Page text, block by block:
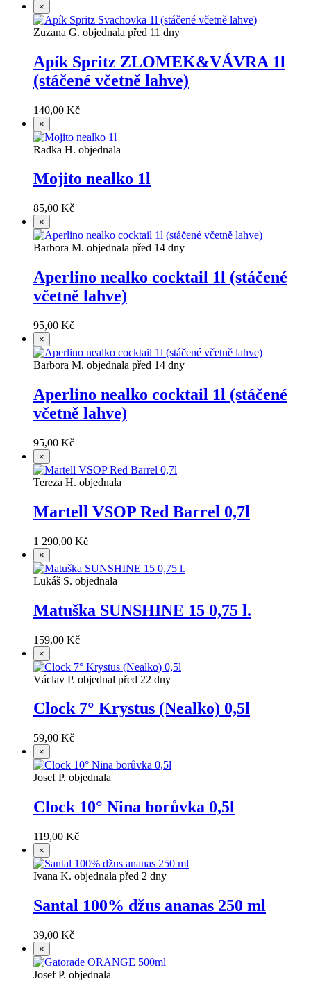
×
Zuzana G. objednala před 11 dny
Apík Spritz ZLOMEK&VÁVRA 1l
(stáčené včetně lahve)
140,00 Kč
×
Radka H. objednala
Mojito nealko 1l
85,00 Kč
×
Barbora M. objednala před 14 dny
Aperlino nealko cocktail 1l (stáčené
včetně lahve)
95,00 Kč
×
Barbora M. objednala před 14 dny
Aperlino nealko cocktail 1l (stáčené
včetně lahve)
95,00 Kč
×
Tereza H. objednala
Martell VSOP Red Barrel 0,7l
1 290,00 Kč
×
Lukáš S. objednala
Matuška SUNSHINE 15 0,75 l.
159,00 Kč
×
Václav P. objednal před 22 dny
Clock 7° Krystus (Nealko) 0,5l
59,00 Kč
×
Josef P. objednala
Clock 10° Nina borůvka 0,5l
119,00 Kč
×
Ivana K. objednala před 2 dny
Santal 100% džus ananas 250 ml
39,00 Kč
×
Josef P. objednala